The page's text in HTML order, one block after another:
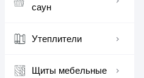
саун
Утеплители
Щиты мебельные